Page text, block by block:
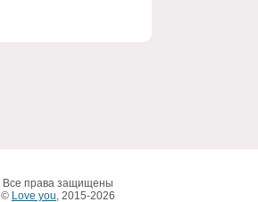
Все права защищены
© Love you, 2015-2026